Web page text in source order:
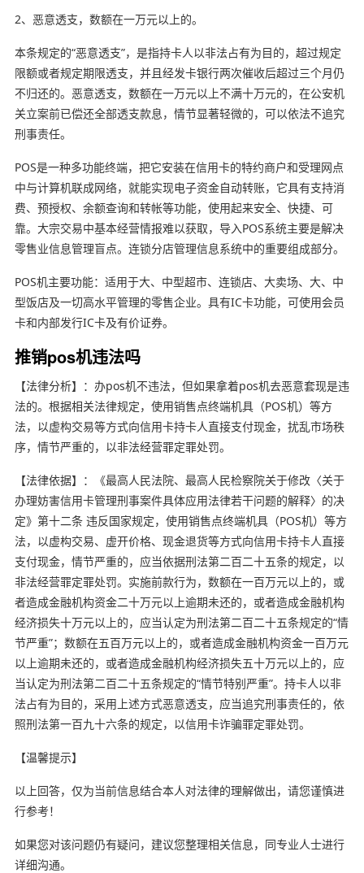
2、恶意透支，数额在一万元以上的。
本条规定的“恶意透支”，是指持卡人以非法占有为目的，超过规定
限额或者规定期限透支，并且经发卡银行两次催收后超过三个月仍
不归还的。恶意透支，数额在一万元以上不满十万元的，在公安机
关立案前已偿还全部透支款息，情节显著轻微的，可以依法不追究
刑事责任。
POS是一种多功能终端，把它安装在信用卡的特约商户和受理网点
中与计算机联成网络，就能实现电子资金自动转账，它具有支持消
费、预授权、余额查询和转帐等功能，使用起来安全、快捷、可
靠。大宗交易中基本经营情报难以获取，导入POS系统主要是解决
零售业信息管理盲点。连锁分店管理信息系统中的重要组成部分。
POS机主要功能：适用于大、中型超市、连锁店、大卖场、大、中
型饭店及一切高水平管理的零售企业。具有IC卡功能，可使用会员
卡和内部发行IC卡及有价证券。
推销pos机违法吗
【法律分析】：办pos机不违法，但如果拿着pos机去恶意套现是违
法的。根据相关法律规定，使用销售点终端机具（POS机）等方
法，以虚构交易等方式向信用卡持卡人直接支付现金，扰乱市场秩
序，情节严重的，以非法经营罪定罪处罚。
【法律依据】：《最高人民法院、最高人民检察院关于修改〈关于
办理妨害信用卡管理刑事案件具体应用法律若干问题的解释〉的决
定》第十二条 违反国家规定，使用销售点终端机具（POS机）等方
法，以虚构交易、虚开价格、现金退货等方式向信用卡持卡人直接
支付现金，情节严重的，应当依据刑法第二百二十五条的规定，以
非法经营罪定罪处罚。实施前款行为，数额在一百万元以上的，或
者造成金融机构资金二十万元以上逾期未还的，或者造成金融机构
经济损失十万元以上的，应当认定为刑法第二百二十五条规定的“情
节严重”；数额在五百万元以上的，或者造成金融机构资金一百万元
以上逾期未还的，或者造成金融机构经济损失五十万元以上的，应
当认定为刑法第二百二十五条规定的“情节特别严重”。持卡人以非
法占有为目的，采用上述方式恶意透支，应当追究刑事责任的，依
照刑法第一百九十六条的规定，以信用卡诈骗罪定罪处罚。
【温馨提示】
以上回答，仅为当前信息结合本人对法律的理解做出，请您谨慎进
行参考！
如果您对该问题仍有疑问，建议您整理相关信息，同专业人士进行
详细沟通。